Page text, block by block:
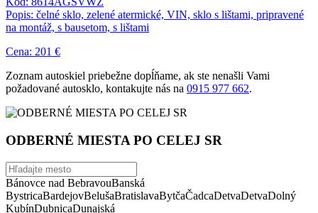
Popis: čelné sklo, zelené atermické, VIN, sklo s lištami, pripravené
na montáž, s bausetom, s lištami
Cena: 201 €
Zoznam autoskiel priebežne dopĺňame, ak ste nenašli Vami
požadované autosklo, kontakujte nás na 0915 977 662.
ODBERNÉ MIESTA PO CELEJ SR
Bánovce nad BebravouBanská
BystricaBardejovBelušaBratislavaBytčaČadcaDetvaDetvaDolný
KubínDubnicaDunajská